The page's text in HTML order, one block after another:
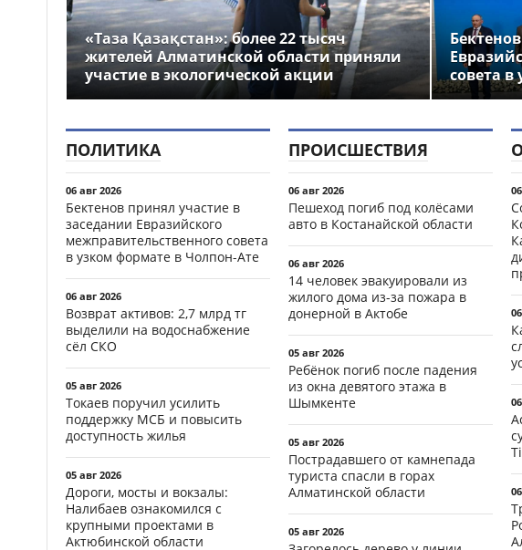
«Таза Қазақстан»: более 22 тысяч
жителей Алматинской области приняли
участие в экологической акции
совета
ПОЛИТИКА
06 авг 2026
Бектенов принял участие в
заседании Евразийского
межправительственного совета
в узком формате в Чолпон-Ате
06 авг 2026
Возврат активов: 2,7 млрд тг
выделили на водоснабжение
сёл СКО
05 авг 2026
Токаев поручил усилить
поддержку МСБ и повысить
доступность жилья
05 авг 2026
Дороги, мосты и вокзалы:
Налибаев ознакомился с
крупными проектами в
Актюбинской области
ПРОИСШЕСТВИЯ
06 авг 2026
Пешеход погиб под колёсами
авто в Костанайской области
06 авг 2026
14 человек эвакуировали из
жилого дома из-за пожара в
донерной в Актобе
05 авг 2026
Ребёнок погиб после падения
из окна девятого этажа в
Шымкенте
05 авг 2026
Пострадавшего от камнепада
туриста спасли в горах
Алматинской области
05 авг 2026